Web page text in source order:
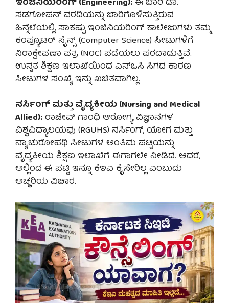
ಸಡಗೋಪನ್ ವರದಿಯನ್ನು ಜಾರಿಗೊಳಿಸುತ್ತಿರುವ
ಹಿನ್ನೆಲೆಯಲ್ಲಿ, ಸಾಕಷ್ಟು ಇಂಜಿನಿಯರಿಂಗ್ ಕಾಲೇಜುಗಳು ತಮ್ಮ
ಕಂಪ್ಯೂಟರ್ ಸೈನ್ಸ್ (Computer Science) ಸೀಟುಗಳಿಗೆ
ನಿರಾಕ್ಷೇಪಣಾ ಪತ್ರ (NOC) ಪಡೆಯಲು ಪರದಾಡುತ್ತಿವೆ.
ಉನ್ನತ ಶಿಕ್ಷಣ ಇಲಾಖೆಯಿಂದ ಎನ್‌ಒಸಿ ಸಿಗದ ಕಾರಣ
ಸೀಟುಗಳ ಸಂಖ್ಯೆ ಇನ್ನು ಖಚಿತವಾಗಿಲ್ಲ.
ನರ್ಸಿಂಗ್ ಮತ್ತು ವೈದ್ಯಕೀಯ (Nursing and Medical
Allied):ರಾಜೀವ್ ಗಾಂಧಿ ಆರೋಗ್ಯ ವಿಜ್ಞಾನಗಳ
ವಿಶ್ವವಿದ್ಯಾಲಯವು (RGUHS) ನರ್ಸಿಂಗ್, ಯೋಗ ಮತ್ತು
ನ್ಯಾಚುರೋಪಥಿ ಸೀಟುಗಳ ಅಂತಿಮ ಪಟ್ಟಿಯನ್ನು
ವೈದ್ಯಕೀಯ ಶಿಕ್ಷಣ ಇಲಾಖೆಗೆ ಈಗಾಗಲೇ ನೀಡಿದೆ. ಆದರೆ,
ಅಲ್ಲಿಂದ ಈ ಪಟ್ಟಿ ಇನ್ನೂ ಕೆಇಎ ಕೈಸೇರಿಲ್ಲ ಎಂಬುದು
ಅಚ್ಚರಿಯ ವಿಚಾರ.